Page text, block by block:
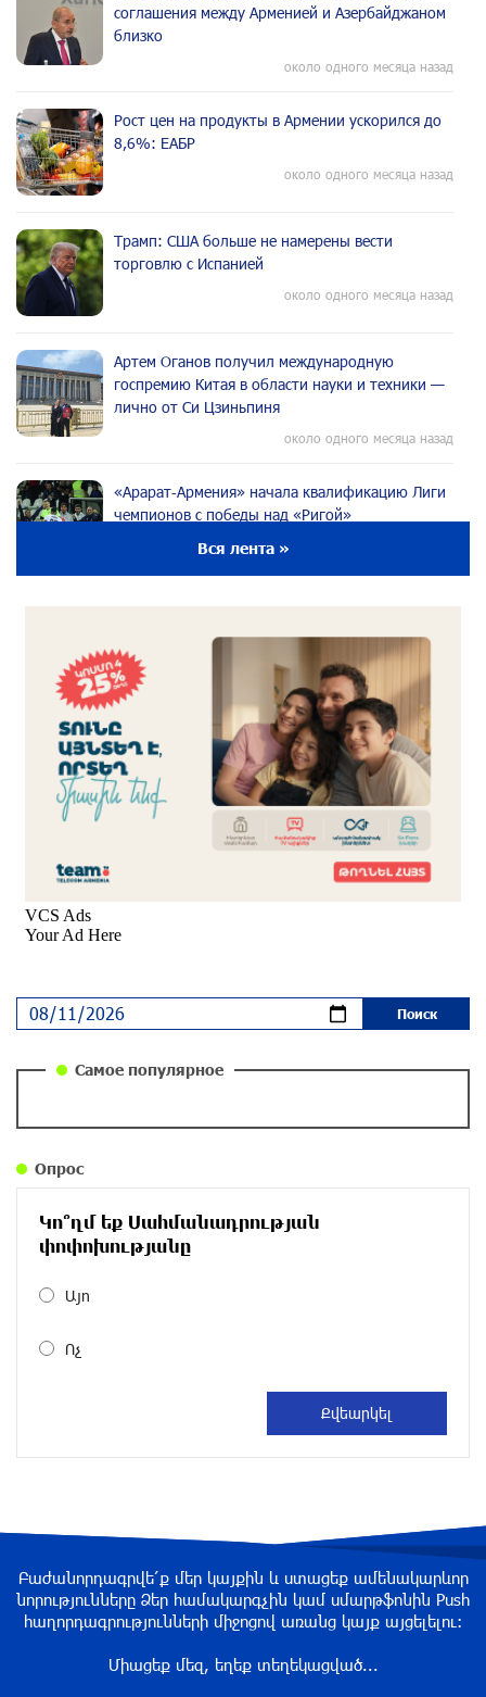
соглашения между Арменией и Азербайджаном
близко
около одного месяца назад
Рост цен на продукты в Армении ускорился до
8,6%: ЕАБР
около одного месяца назад
Трамп: США больше не намерены вести
торговлю с Испанией
около одного месяца назад
Артем Оганов получил международную
госпремию Китая в области науки и техники —
лично от Си Цзиньпиня
около одного месяца назад
«Арарат‑Армения» начала квалификацию Лиги
чемпионов с победы над «Ригой»
около одного месяца назад
Аравийским морем
около одного месяца назад
Вопрос об аресте Чалабяна дошел до
Европейского парламента: «Паст»
около одного месяца назад
и чего на самом деле ожидает общество?
парламентского бойкота оппозиции - пустая
повестка дня? «Паст»
около одного месяца назад
Размик Марукян стал обладателем бронзовой
избежать энергодефицита в Армении: Алексей
около одного месяца назад
На автодороге Ереван-Севан произошел
Вся лента »
Самое популярное
Опрос
Կո՞ղմ եք Սահմանադրության
փոփոխությանը
Այո
Ոչ
Բաժանորդագրվե՛ք մեր կայքին և ստացեք ամենակարևոր
նորությունները Ձեր համակարգչին կամ սմարթֆոնին Push
հաղորդագրությունների միջոցով առանց կայք այցելելու։
Միացեք մեզ, եղեք տեղեկացված...